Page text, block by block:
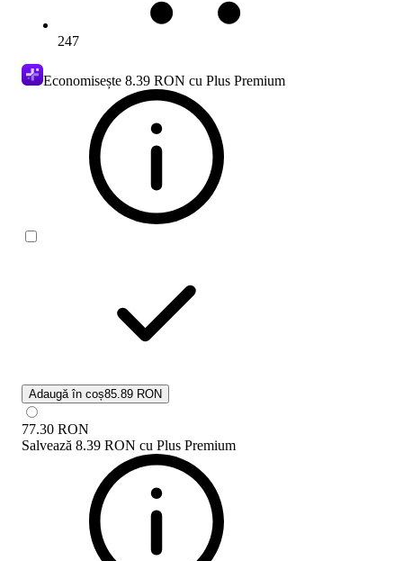
247
Economisește 8.39 RON cu Plus Premium
Adaugă în coș85.89 RON
77.30 RON
Salvează 8.39 RON cu Plus Premium